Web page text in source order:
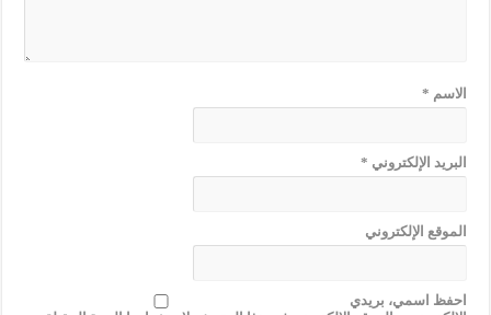
الاسم *
البريد الإلكتروني *
الموقع الإلكتروني
احفظ اسمي، بريدي